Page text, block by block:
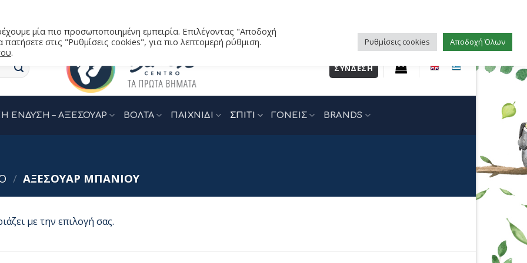
ΣΎΝΔΕΣΗ
ΕΝΔΥΣΗ – ΑΞΕΣΟΥΑΡ ΒΟΛΤΑ ΠΑΙΧΝΙΔΙ ΣΠΙΤΙ ΓΟΝΕΙΣ BRANDS
/ ΑΞΕΣΟΥΑΡ ΜΠΑΝΙΟΥ
με την επιλογή σας.
μία πιο προσωποποιημένη εμπειρία. Επιλέγοντας "Αποδοχή
στις "Ρυθμίσεις cookies", για πιο λεπτομερή ρύθμιση.
.
Ρυθμίσεις cookies Αποδοχή Όλων